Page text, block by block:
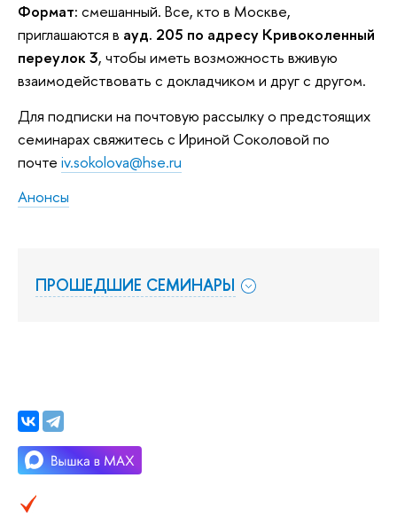
Формат: смешанный. Все, кто в Москве,
приглашаются в ауд. 205 по адресу Кривоколенный
переулок 3, чтобы иметь возможность вживую
взаимодействовать с докладчиком и друг с другом.
Для подписки на почтовую рассылку о предстоящих
семинарах свяжитесь с Ириной Соколовой по
почте iv.sokolova@hse.ru
Анонсы
ПРОШЕДШИЕ СЕМИНАРЫ